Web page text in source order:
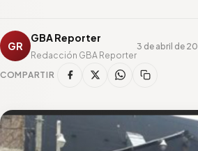
GR
GBA Reporter
Redacción GBA Reporter
3 de abril de
COMPARTIR